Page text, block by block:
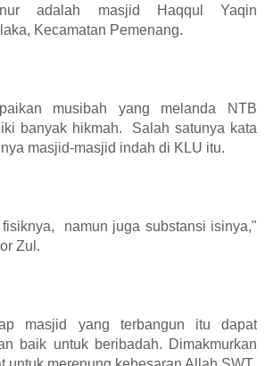
adalah masjid Haqqul Yaqin
Kecamatan Pemenang.
musibah yang melanda NTB
banyak hikmah.
Salah satunya kata
masjid-masjid indah di KLU itu.
namun juga substansi isinya,"
Zul.
masjid yang terbangun itu dapat
baik untuk beribadah. Dimakmurkan